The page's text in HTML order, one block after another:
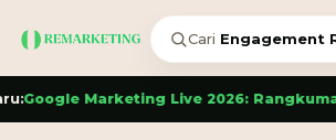
Cari Artikel SEO
Live 2026: Rangkuman & Takeaway